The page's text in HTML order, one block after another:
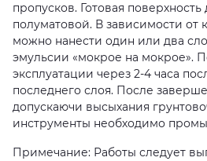
пропусков. Готовая
полуматовой. В зависимости от
можно нанести один или два
эмульсии «мокрое на мокрое».
эксплуатации через 2-4 часа
последнего слоя. После
допускаючи высыхания
инструменты необходимо
Примечание: Работы следует